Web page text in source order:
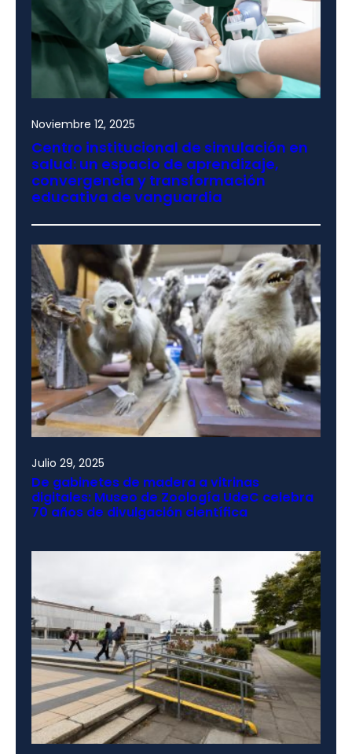
Noviembre 12, 2025
Centro institucional de simulación en
salud: un espacio de aprendizaje,
convergencia y transformación
educativa de vanguardia
Julio 29, 2025
De gabinetes de madera a vitrinas
digitales: Museo de Zoología UdeC celebra
70 años de divulgación científica